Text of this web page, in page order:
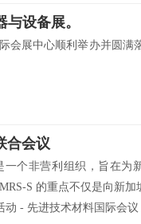
设备展。
会展中心顺利举办并圆
合会议
一个非营利组织，旨在
S 的重点不仅是向新
- 先进技术材料国际会议